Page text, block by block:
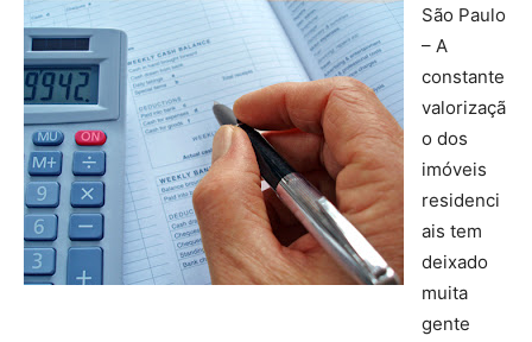
São Paulo
– A
constante
valorizaçã
o dos
imóveis
residenci
ais tem
deixado
muita
gente